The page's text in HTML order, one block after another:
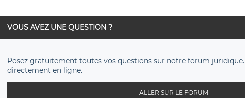
VOUS AVEZ UNE QUESTION ?
Posez gratuitement toutes vos questions sur notre forum
directement en ligne.
ALLER SUR LE FORUM